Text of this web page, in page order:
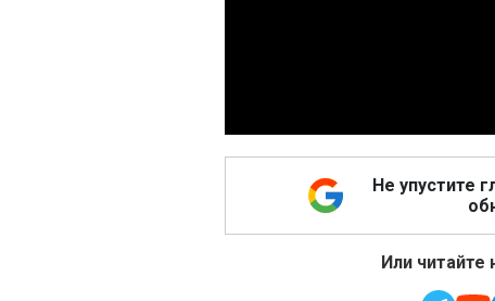
Не упустите
Или читайте